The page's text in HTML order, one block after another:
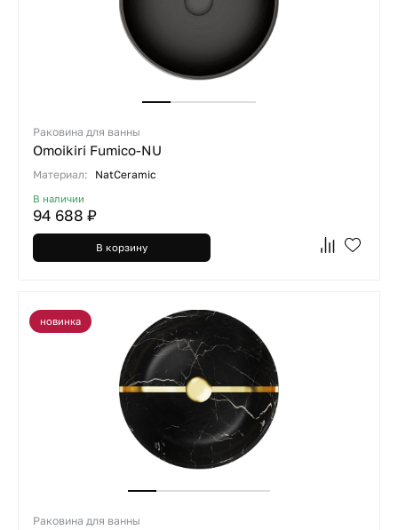
Раковина для ванны
Omoikiri Fumico-NU
Материал: NatCeramic
В наличии
94 688 ₽
В корзину
новинка
Раковина для ванны